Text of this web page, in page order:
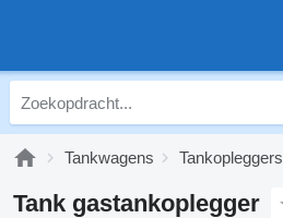
Tankwagens Tankopleggers
Tank gastankoplegger